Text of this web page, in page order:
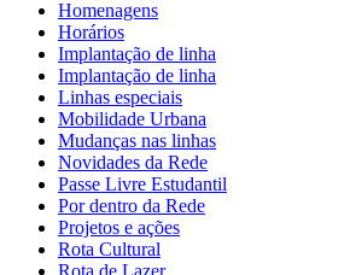
Homenagens
Horários
Implantação de linha
Implantação de linha
Linhas especiais
Mobilidade Urbana
Mudanças nas linhas
Novidades da Rede
Passe Livre Estudantil
Por dentro da Rede
Projetos e ações
Rota Cultural
Rota de Lazer